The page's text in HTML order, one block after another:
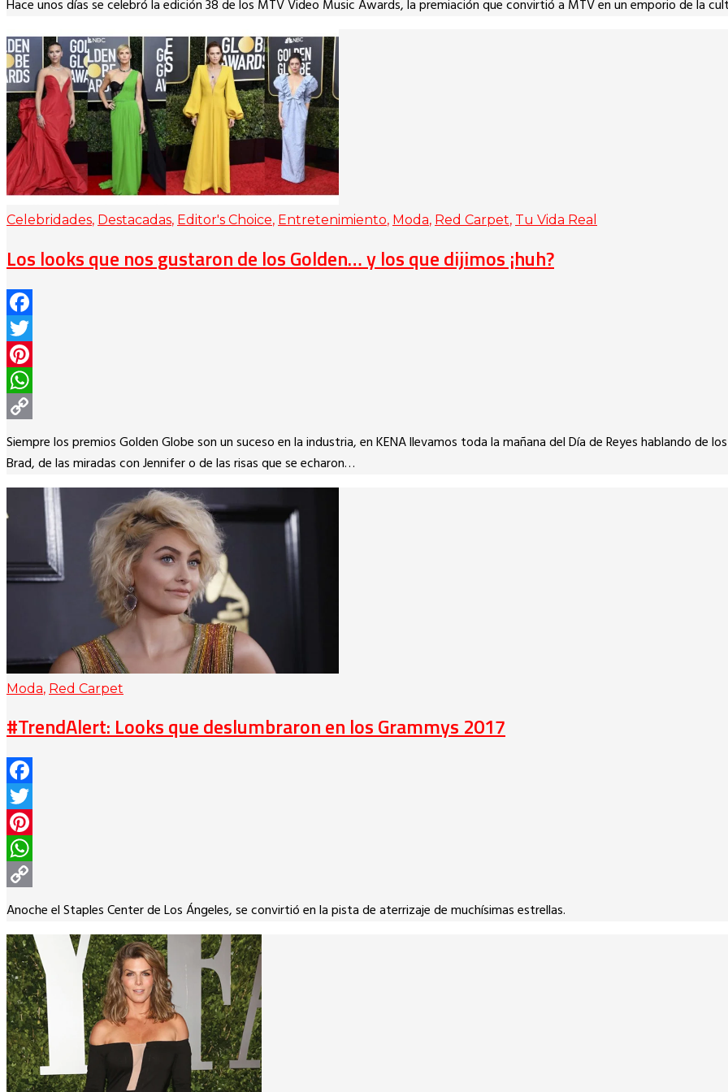
Hace unos días se celebró la edición 38 de los MTV Video Music Awards, la premiación que convirtió a MTV en un emporio de la
Celebridades, Destacadas, Editor's Choice, Entretenimiento, Moda, Red Carpet, Tu Vida Real
Los looks que nos gustaron de los Golden… y los que dijimos ¡huh?
Facebook
Twitter
Pinterest
WhatsApp
Copy
Link
Siempre los premios Golden Globe son un suceso en la industria, en KENA llevamos toda la mañana del Día de Reyes hablando de
Brad, de las miradas con Jennifer o de las risas que se echaron…
Moda, Red Carpet
#TrendAlert: Looks que deslumbraron en los Grammys 2017
Facebook
Twitter
Pinterest
WhatsApp
Copy
Anoche el Staples Center de Los Ángeles, se convirtió en la pista de aterrizaje de muchísimas estrellas.